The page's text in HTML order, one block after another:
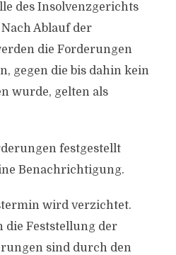
des Insolvenzgerichts
Ablauf der
die Forderungen
gegen die bis dahin kein
wurde, gelten als
festgestellt
Benachrichtigung.
wird verzichtet.
die Feststellung der
sind durch den